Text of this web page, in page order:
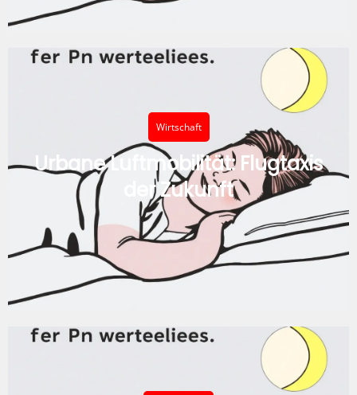
Wirtschaft
Urbane Luftmobilität: Flugtaxis
der Zukunft